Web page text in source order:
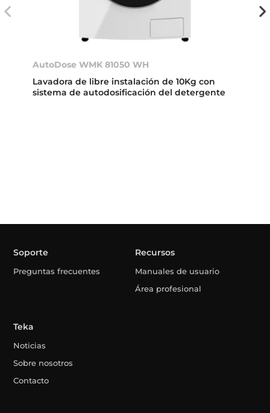
AutoDose WMK 81050 WH
Lavadora de libre instalación de 10Kg con
sistema de autodosificación del detergente
Soporte
Preguntas frecuentes
Recursos
Manuales de usuario
Área profesional
Teka
Noticias
Sobre nosotros
Contacto